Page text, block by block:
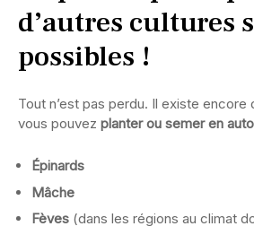
d’autres cultures
possibles !
Tout n’est pas perdu. Il existe encore
vous pouvez planter ou semer en
Épinards
Mâche
Fèves (dans les régions au climat